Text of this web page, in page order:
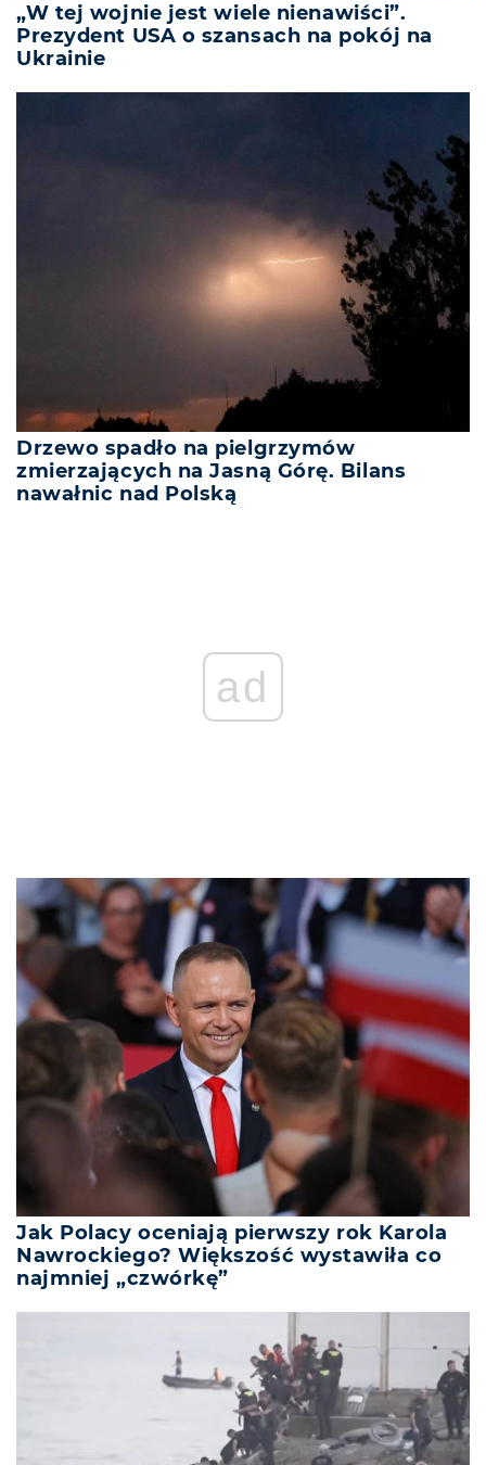
„W tej wojnie jest wiele nienawiści”.
Prezydent USA o szansach na pokój na
Ukrainie
Drzewo spadło na pielgrzymów
zmierzających na Jasną Górę. Bilans
nawałnic nad Polską
ad
Jak Polacy oceniają pierwszy rok Karola
Nawrockiego? Większość wystawiła co
najmniej „czwórkę”